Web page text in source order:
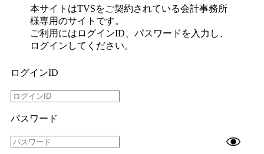
本サイトはTVSをご契約されている会計事務所
様専用のサイトです。
ご利用にはログインID、パスワードを入力し、
ログインしてください。
ログインID
パスワード